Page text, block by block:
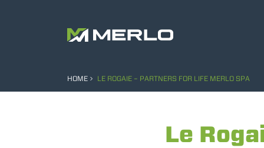
HOME LE ROGAIE – PARTNERS FOR LIFE MERLO SPA
Le